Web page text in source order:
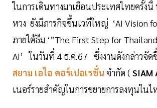
ในการเดินทางมาเยือนประเทศไทยครั้ง
หวง ยังมีภารกิจขึ้นเวทีใหญ่ ‘AI Vision
ภายใต้ธีม ‘”The First Step for
AI’ ในวันที่ 4 ธ.ค.67 ซึ่งงานดังกล่าวจั
สยาม เอไอ คอร์เปอเรชั่น จำกัด ( SIAM
เนอร์รายสำคัญในการขยายการลงทุนในไ